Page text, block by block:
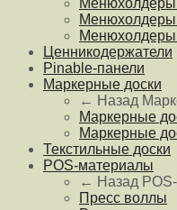
Менюхолдеры
Ценникодержатели
Pinable-панели
Маркерные доски
← Назад
Маркерные
Маркерные
Текстильные доски
POS-материалы
← Назад
Пресс воллы